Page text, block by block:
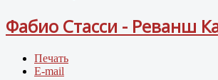
Фабио Стасси - Реванш
Печать
E-mail